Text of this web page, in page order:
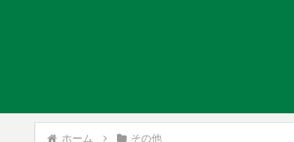
ホーム その他